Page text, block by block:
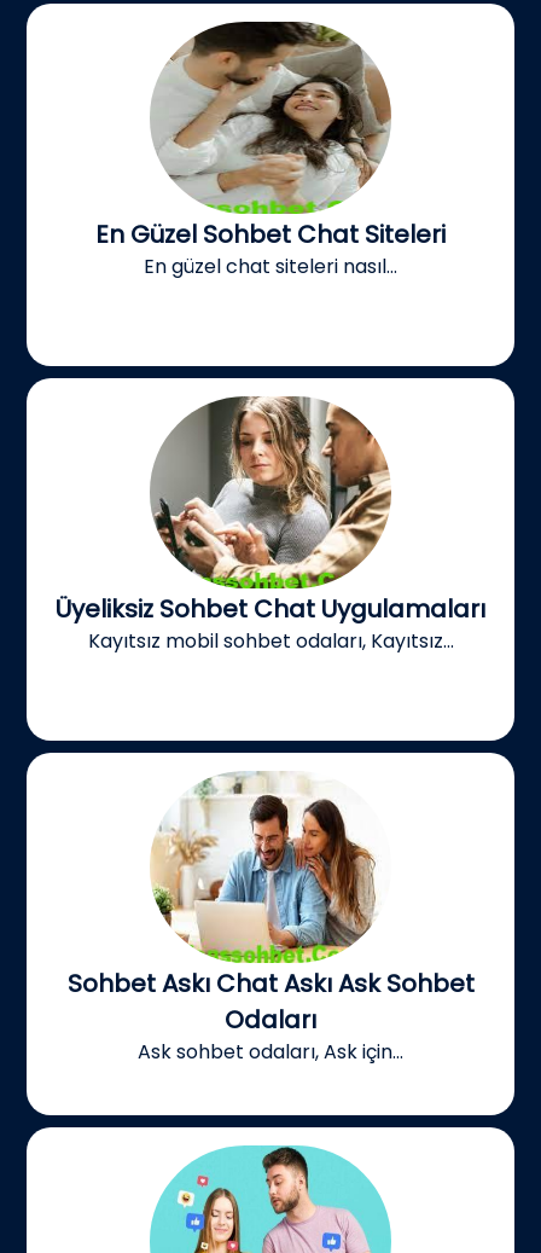
En Güzel Sohbet Chat Siteleri
En güzel chat siteleri nasıl...
Üyeliksiz Sohbet Chat Uygulamaları
Kayıtsız mobil sohbet odaları, Kayıtsız...
Sohbet Askı Chat Askı Ask Sohbet
Odaları
Ask sohbet odaları, Ask için...